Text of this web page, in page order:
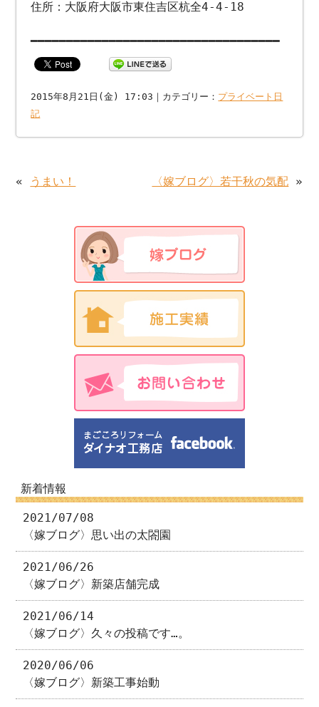
住所：大阪府大阪市東住吉区杭全4-4-18
━━━━━━━━━━━━━━━━━━━━━━━━━━━━━━━━━━━
2015年8月21日(金) 17:03｜カテゴリー： プライベート日
記
« うまい！ 〈嫁ブログ〉若干秋の気配 »
新着情報
2021/07/08
〈嫁ブログ〉思い出の太閤園
2021/06/26
〈嫁ブログ〉新築店舗完成
2021/06/14
〈嫁ブログ〉久々の投稿です…。
2020/06/06
〈嫁ブログ〉新築工事始動